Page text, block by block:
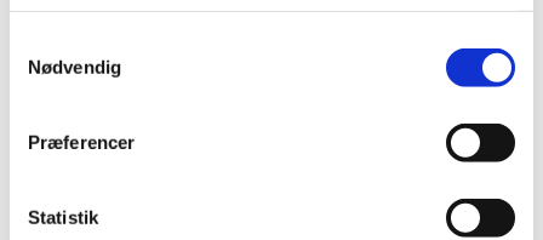
Nødvendig
Præferencer
Statistik
2022 (20)
December (6)
September (5)